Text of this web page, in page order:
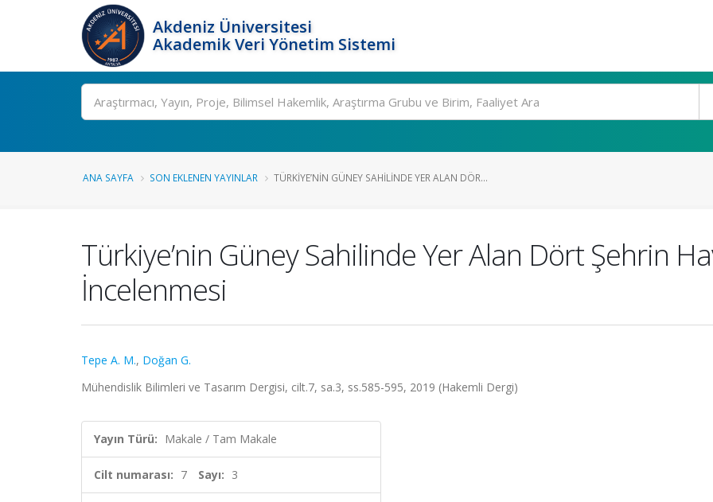
Akdeniz Üniversitesi
Akademik Veri Yönetim Sistemi
Ara
ANA SAYFA SON EKLENEN YAYINLAR TÜRKIYE’NIN GÜNEY SAHILINDE YER ALAN DÖR...
Türkiye’nin Güney Sahilinde Yer Alan Dört Şehrin
İncelenmesi
Tepe A. M., Doğan G.
Mühendislik Bilimleri ve Tasarım Dergisi, cilt.7, sa.3, ss.585-595, 2019 (Hakemli Dergi)
Yayın Türü: Makale / Tam Makale
Cilt numarası: 7 Sayı: 3